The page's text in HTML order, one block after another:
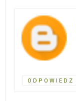
ODPOWIEDZ